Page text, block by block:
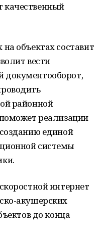
объектах составит
вести
документооборот,
районной
реализации
единой
системы
интернет
акушерских
до конца